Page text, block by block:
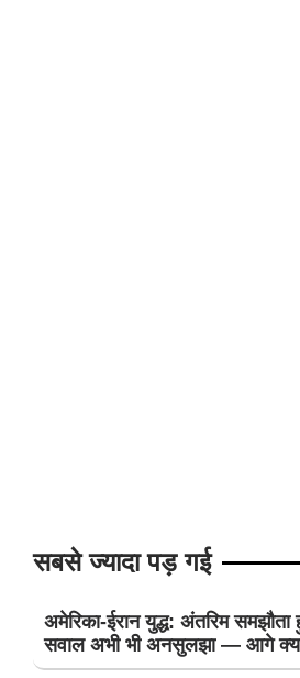
सबसे ज्यादा पड़ गई
अमेरिका-ईरान युद्ध: अंतरिम
सवाल अभी भी अनसुलझा — आगे क्या